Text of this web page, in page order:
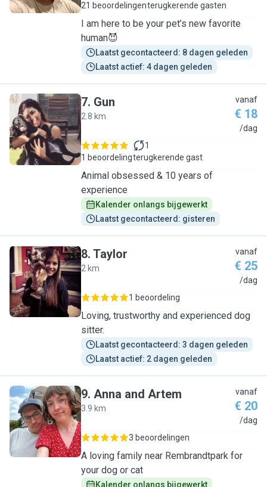
21 beoordelingenterugkerende gasten
I am here to be your pet’s new favorite
human😈
Laatst gecontacteerd: 8 dagen geleden
Laatst actief: 4 dagen geleden
G
7. Gun
2.8 km
vanaf
€ 18
/dag
1 beoordeling
1
terugkerende gast
Animal obsessed & 10 years of
experience
Kalender onlangs bijgewerkt
Laatst gecontacteerd: gisteren
T
8. Taylor
2 km
vanaf
€ 25
/dag
1 beoordeling
Loving, trustworthy and experienced dog
sitter.
Laatst gecontacteerd: 3 dagen geleden
Laatst actief: 2 dagen geleden
A
9. Anna and Artem
3.9 km
vanaf
€ 20
/dag
3 beoordelingen
A loving family near Rembrandtpark for
your dog or cat
Kalender onlangs bijgewerkt